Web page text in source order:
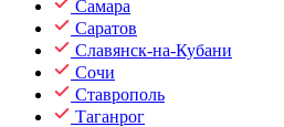
Самара
Саратов
Славянск-на-Кубани
Сочи
Ставрополь
Таганрог